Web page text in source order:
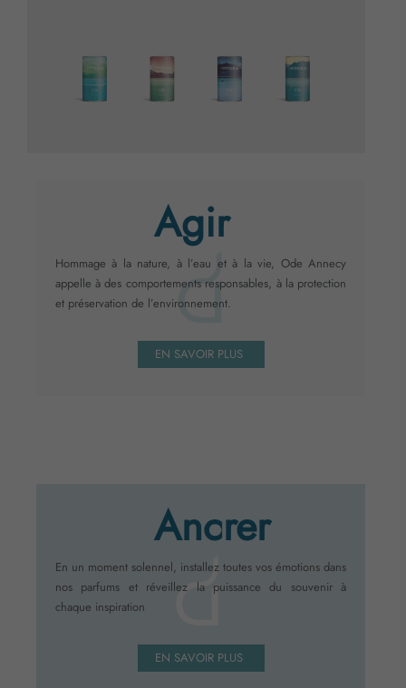
Agir
Hommage à la nature, à l’eau et à la vie, Ode Annecy
appelle à des comportements responsables, à la protection
et préservation de l’environnement.
EN SAVOIR PLUS
Ancrer
En un moment solennel, installez toutes vos émotions dans
nos parfums et réveillez la puissance du souvenir à
chaque inspiration
EN SAVOIR PLUS